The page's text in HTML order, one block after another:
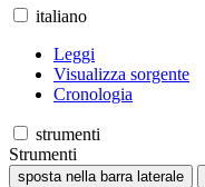
italiano
Leggi
Visualizza sorgente
Cronologia
strumenti
Strumenti
sposta nella barra laterale